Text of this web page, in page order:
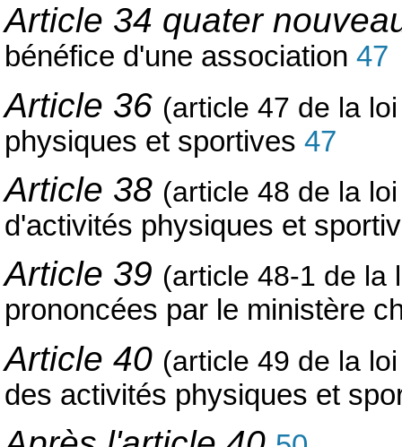
Article 34 quater
bénéfice d'une association 47
Article 36 (article 47 de la
physiques et sportives 47
Article 38 (article 48 de la
d'activités physiques et
Article 39 (article 48-1 de la
prononcées par le ministère
Article 40 (article 49 de la
des activités physiques et